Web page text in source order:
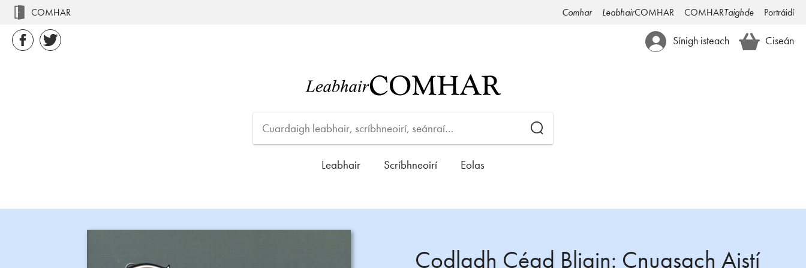
COMHAR Comhar LeabhairCOMHAR COMHARTaighde Portráidí
Ciseán
Sínigh isteach
Leabhair Scríbhneoirí Eolas
Codladh Céad Bliain: Cnuasach Aistí